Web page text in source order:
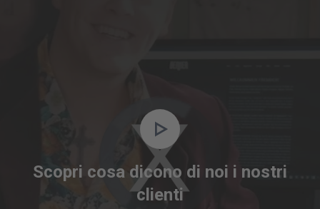
Scopri cosa dicono di noi i nostri
clienti
Video
Player
is
loading.